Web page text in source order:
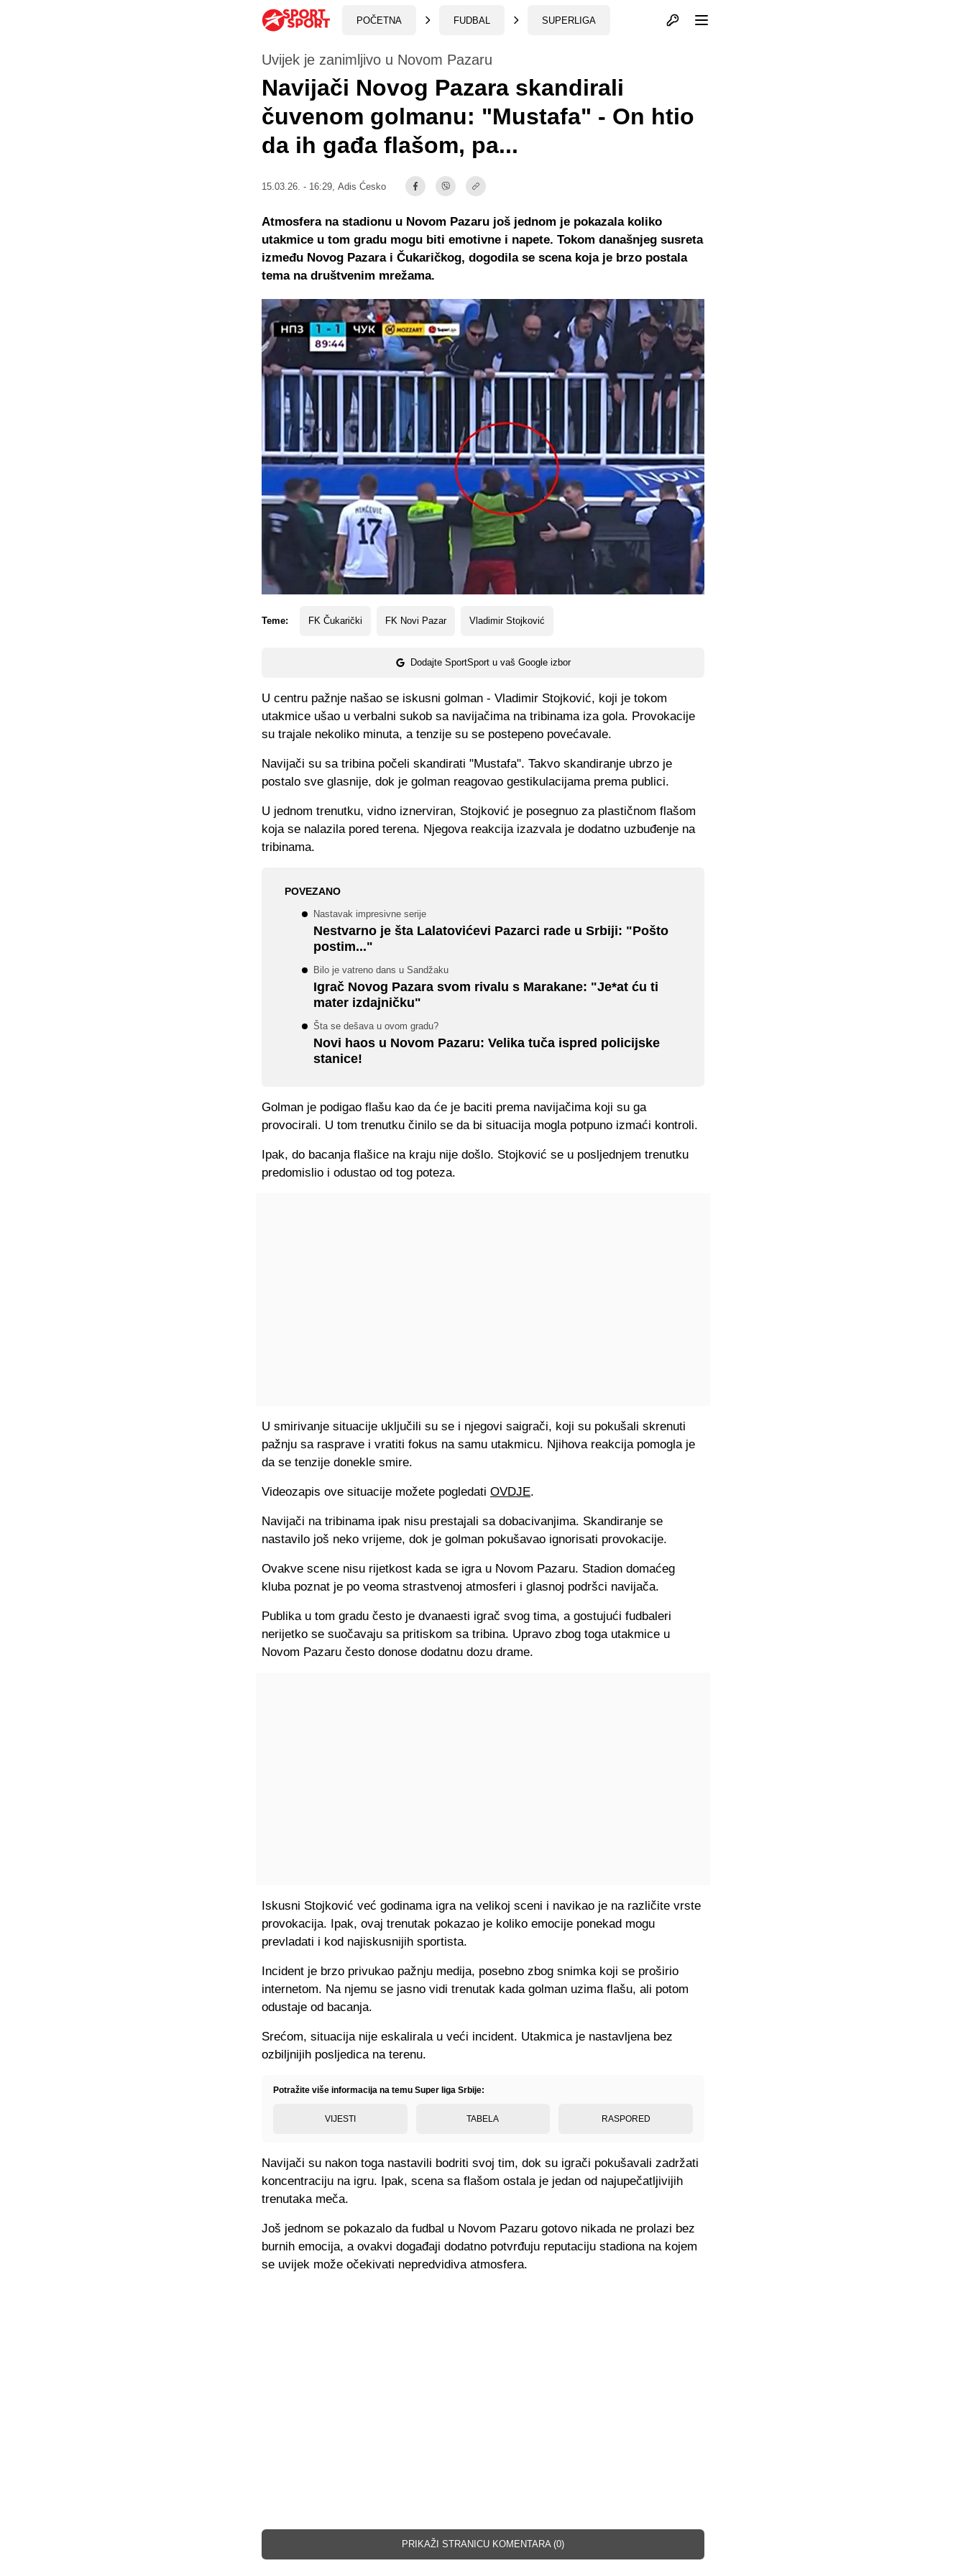
POČETNA FUDBAL SUPERLIGA Otvori profil
Uvijek je zanimljivo u Novom Pazaru
Navijači Novog Pazara skandirali
čuvenom golmanu: "Mustafa" - On htio
da ih gađa flašom, pa...
15.03.26. - 16:29, Adis Ćesko
Teme: FK Čukarički FK Novi Pazar Vladimir Stojković
Dodajte SportSport u vaš Google izbor
Atmosfera na stadionu u Novom Pazaru još jednom je pokazala koliko
utakmice u tom gradu mogu biti emotivne i napete. Tokom današnjeg susreta
između Novog Pazara i Čukaričkog, dogodila se scena koja je brzo postala
tema na društvenim mrežama.
U centru pažnje našao se iskusni golman - Vladimir Stojković, koji je tokom
utakmice ušao u verbalni sukob sa navijačima na tribinama iza gola. Provokacije
su trajale nekoliko minuta, a tenzije su se postepeno povećavale.
Navijači su sa tribina počeli skandirati "Mustafa". Takvo skandiranje ubrzo je
postalo sve glasnije, dok je golman reagovao gestikulacijama prema publici.
U jednom trenutku, vidno iznerviran, Stojković je posegnuo za plastičnom flašom
koja se nalazila pored terena. Njegova reakcija izazvala je dodatno uzbuđenje na
tribinama.
POVEZANO
Nastavak impresivne serije
Nestvarno je šta Lalatovićevi Pazarci rade u Srbiji: "Pošto
postim..."
Bilo je vatreno dans u Sandžaku
Igrač Novog Pazara svom rivalu s Marakane: "Je*at ću ti
mater izdajničku"
Šta se dešava u ovom gradu?
Novi haos u Novom Pazaru: Velika tuča ispred policijske
stanice!
Golman je podigao flašu kao da će je baciti prema navijačima koji su ga
provocirali. U tom trenutku činilo se da bi situacija mogla potpuno izmaći kontroli.
Ipak, do bacanja flašice na kraju nije došlo. Stojković se u posljednjem trenutku
predomislio i odustao od tog poteza.
U smirivanje situacije uključili su se i njegovi saigrači, koji su pokušali skrenuti
pažnju sa rasprave i vratiti fokus na samu utakmicu. Njihova reakcija pomogla je
da se tenzije donekle smire.
Videozapis ove situacije možete pogledati OVDJE.
Navijači na tribinama ipak nisu prestajali sa dobacivanjima. Skandiranje se
nastavilo još neko vrijeme, dok je golman pokušavao ignorisati provokacije.
Ovakve scene nisu rijetkost kada se igra u Novom Pazaru. Stadion domaćeg
kluba poznat je po veoma strastvenoj atmosferi i glasnoj podršci navijača.
Publika u tom gradu često je dvanaesti igrač svog tima, a gostujući fudbaleri
nerijetko se suočavaju sa pritiskom sa tribina. Upravo zbog toga utakmice u
Novom Pazaru često donose dodatnu dozu drame.
Iskusni Stojković već godinama igra na velikoj sceni i navikao je na različite vrste
provokacija. Ipak, ovaj trenutak pokazao je koliko emocije ponekad mogu
prevladati i kod najiskusnijih sportista.
Incident je brzo privukao pažnju medija, posebno zbog snimka koji se proširio
internetom. Na njemu se jasno vidi trenutak kada golman uzima flašu, ali potom
odustaje od bacanja.
Srećom, situacija nije eskalirala u veći incident. Utakmica je nastavljena bez
ozbiljnijih posljedica na terenu.
Potražite više informacija na temu Super liga Srbije:
VIJESTI TABELA RASPORED
Navijači su nakon toga nastavili bodriti svoj tim, dok su igrači pokušavali zadržati
koncentraciju na igru. Ipak, scena sa flašom ostala je jedan od najupečatljivijih
trenutaka meča.
Još jednom se pokazalo da fudbal u Novom Pazaru gotovo nikada ne prolazi bez
burnih emocija, a ovakvi događaji dodatno potvrđuju reputaciju stadiona na kojem
se uvijek može očekivati nepredvidiva atmosfera.
PRIKAŽI STRANICU KOMENTARA (0)